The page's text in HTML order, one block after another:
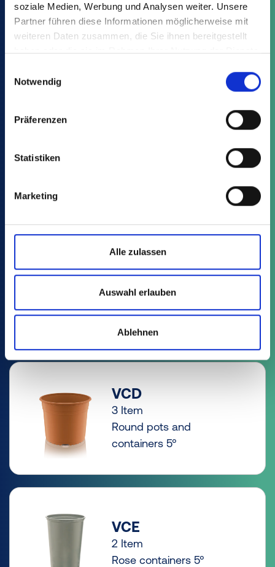
soziale Medien, Werbung und Analysen weiter. Unsere
Partner führen diese Informationen möglicherweise mit
weiteren Daten zusammen, die Sie ihnen bereitgestellt
haben oder die sie im Rahmen Ihrer Nutzung der Dienste
Notwendig
Präferenzen
Statistiken
Marketing
Alle zulassen
Auswahl erlauben
Ablehnen
S
1 Item
VCC
6 Item
Round pots tall 5°
VCD
3 Item
Round pots and
containers 5°
VCE
2 Item
Rose containers 5°